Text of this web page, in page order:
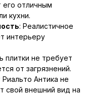
его отличным
кухни.
: Реалистичное
интерьеру
плитки не требует
от загрязнений.
Антика не
свой внешний вид на